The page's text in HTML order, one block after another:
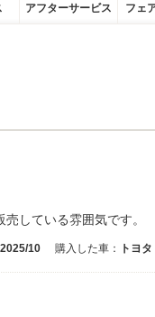
アフターサービス フェ
している雰囲気です。
2025/10 購入した車： トヨ